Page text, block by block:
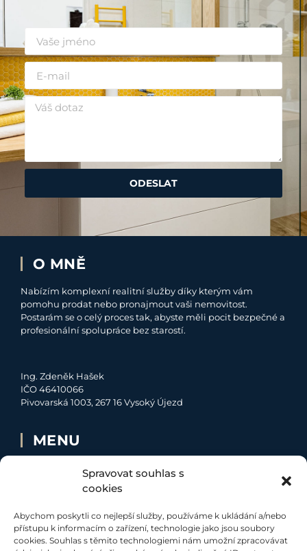
Spravovat souhlas s
cookies
Abychom poskytli co nejlepší služby, používáme k ukládání a/nebo
přístupu k informacím o zařízení, technologie jako jsou soubory
cookies. Souhlas s těmito technologiemi nám umožní zpracovávat
ODESLAT
O MNĚ
Nabízím komplexní realitní služby díky kterým vám
pomohu prodat nebo pronajmout vaši nemovitost.
Postarám se o celý proces tak, abyste měli pocit bezpečné a
profesionální spolupráce bez starostí.
Ing. Zdeněk Hašek
IČO 46410066
Pivovarská 1003, 267 16 Vysoký Újezd
MENU
KONTAKT